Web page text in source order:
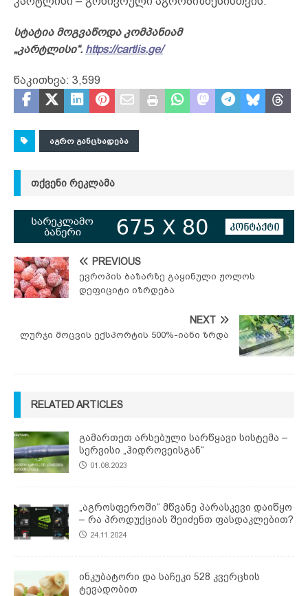
სტატია მოგვაწოდა კომპანიამ
„კარტლისი“. https://cartlis.ge/
წაკითხვა: 3,599
ᲐᲒᲠᲝ ᲒᲐᲜᲪᲮᲐᲓᲔᲑᲐ
ᲗᲥᲕᲔᲜᲘ ᲠᲔᲙᲚᲐᲛᲐ
PREVIOUS
ევროპის ბაზარზე გაყინული ჟოლოს
დეფიციტი იზრდება
NEXT
ლურჯი მოცვის ექსპორტის 500%-იანი ზრდა
RELATED ARTICLES
გამართეთ არსებული სარწყავი სისტემა –
სერვისი „ჰიდროვეისგან“
01.08.2023
„აგროსფეროში“ მწვანე პარასკევი დაიწყო
– რა პროდუქციას შეიძენთ ფასდაკლებით?
24.11.2024
ინკუბატორი და საჩეკი 528 კვერცხის
ტევადობით